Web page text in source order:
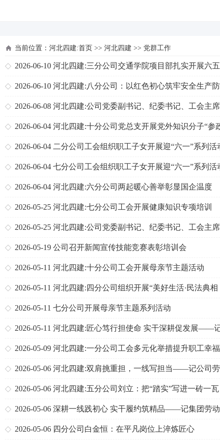
当前位置： 河北四建:首页 >> 河北四建 >> 党群工作
2026-06-10 河北四建:三分公司交通学院项目部扎实开展六
境日主题系列活动
2026-06-10 河北四建:八分公司：以红色初心筑牢安全生产
2026-06-08 河北四建:公司党委副书记、纪委书记、工会主
建格一行到天津分公司、一分公司检查指导“三点联创”工作
2026-06-04 河北四建:十分公司党总支开展党外知识分子“参
公、实干为民”主题教育
2026-06-04 二分公司工会组织职工子女开展迎“六一”系列活
2026-06-04 七分公司工会组织职工子女开展迎“六一”系列活
2026-06-04 河北四建:六分公司两起暖心善举彰显国企温度
2026-05-25 河北四建:七分公司工会开展健康知识专项培训
2026-05-25 河北四建:公司党委副书记、纪委书记、工会主
建格带队赴项目部检查指导“三点联创”工作
2026-05-19 公司召开新闻宣传技能竞赛表彰培训会
2026-05-11 河北四建:十分公司工会开展母亲节主题活动
2026-05-11 河北四建:四分公司组织开展“美好生活·民法典相
伴”主题系列活动
2026-05-11 七分公司开展母亲节主题系列活动
2026-05-11 河北四建:匠心笃行担使命 实干深耕促发展——
司劳动模范杨振远
2026-05-09 河北四建:一分公司工会多元化举措提升职工幸
2026-05-06 河北四建:双肩挑重担，一线写担当——记公司
模范一分公司池鹏泽
2026-05-06 河北四建:五分公司刘立：把“踏实”写进一砖一瓦
2026-05-06 深耕一线践初心 实干履约筑精品——记集团劳
范、三分公司行唐项目经理张泽
2026-05-06 四分公司白金恒：在平凡岗位上淬炼匠心